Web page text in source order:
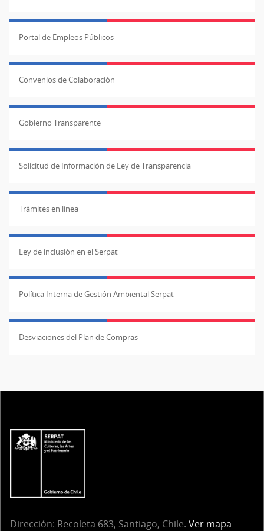
Portal de Empleos Públicos
Convenios de Colaboración
Gobierno Transparente
Solicitud de Información de Ley de Transparencia
Trámites en línea
Ley de inclusión en el Serpat
Política Interna de Gestión Ambiental Serpat
Desviaciones del Plan de Compras
Dirección: Recoleta 683, Santiago, Chile. Ver mapa